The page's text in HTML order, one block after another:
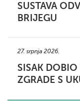
SUSTAVA
BRIJEGU
27. srpnja 2026.
SISAK DOBIO
ZGRADE S